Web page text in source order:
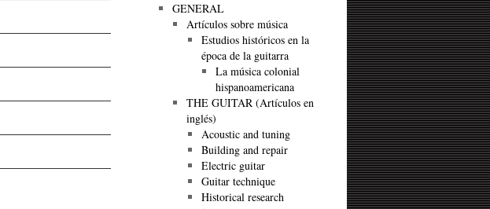
GENERAL
Artículos sobre música
Estudios históricos en la
época de la guitarra
La música colonial
hispanoamericana
THE GUITAR (Artículos en
inglés)
Acoustic and tuning
Building and repair
Electric guitar
Guitar technique
Historical research